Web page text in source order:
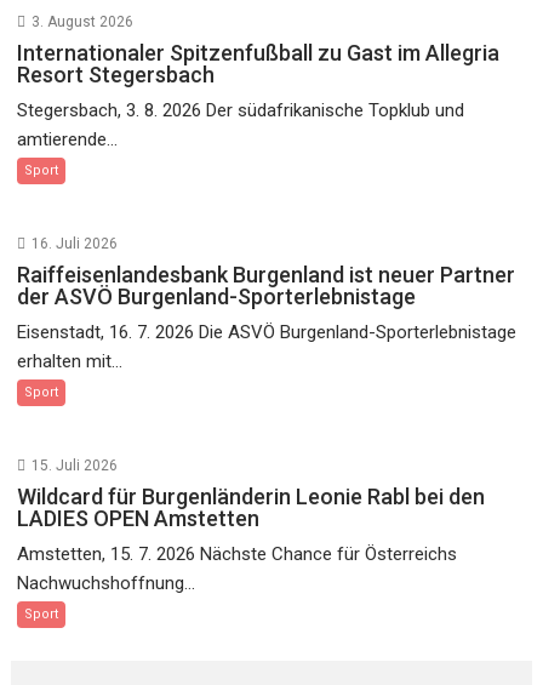
3. August 2026
Internationaler Spitzenfußball zu Gast im Allegria
Resort Stegersbach
Stegersbach, 3. 8. 2026 Der südafrikanische Topklub und
amtierende...
Sport
16. Juli 2026
Raiffeisenlandesbank Burgenland ist neuer Partner
der ASVÖ Burgenland-Sporterlebnistage
Eisenstadt, 16. 7. 2026 Die ASVÖ Burgenland-Sporterlebnistage
erhalten mit...
Sport
15. Juli 2026
Wildcard für Burgenländerin Leonie Rabl bei den
LADIES OPEN Amstetten
Amstetten, 15. 7. 2026 Nächste Chance für Österreichs
Nachwuchshoffnung...
Sport